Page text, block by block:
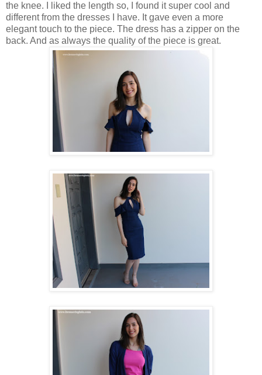
the knee. I liked the length so, I found it super cool and
different from the dresses I have. It gave even a more
elegant touch to the piece. The dress has a zipper on the
back. And as always the quality of the piece is great.